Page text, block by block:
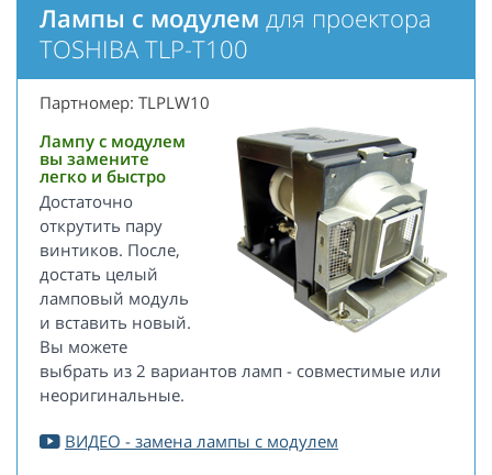
Лампы с модулем для проектора
TOSHIBA TLP-T100
Партномер: TLPLW10
Лампу с модулем
вы замените
легко и быстро
Достаточно
открутить пару
винтиков. После,
достать целый
ламповый модуль
и вставить новый.
Вы можете
выбрать из 2 вариантов ламп - совместимые или
неоригинальные.
ВИДЕО - замена лампы с модулем